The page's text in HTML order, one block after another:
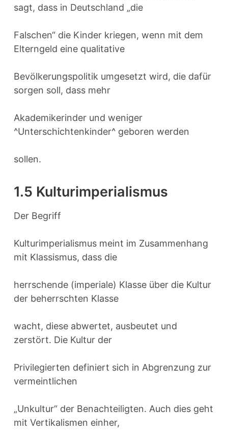
sagt, dass in Deutschland „die
Falschen“ die Kinder kriegen, wenn mit dem
Elterngeld eine qualitative
Bevölkerungspolitik umgesetzt wird, die dafür
sorgen soll, dass mehr
Akademikerinder und weniger
^Unterschichtenkinder^ geboren werden
sollen.
1.5 Kulturimperialismus
Der Begriff
Kulturimperialismus meint im Zusammenhang
mit Klassismus, dass die
herrschende (imperiale) Klasse über die Kultur
der beherrschten Klasse
wacht, diese abwertet, ausbeutet und
zerstört. Die Kultur der
Privilegierten definiert sich in Abgrenzung zur
vermeintlichen
„Unkultur“ der Benachteiligten. Auch dies geht
mit Vertikalismen einher,